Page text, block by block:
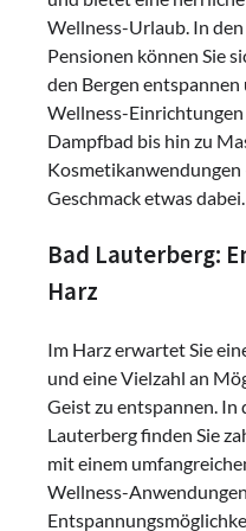
Wellness-Urlaub. In
Pensionen können Sie
den Bergen
Wellness-Einrichtungen
Dampfbad bis hin zu
Kosmetikanwendungen
Geschmack etwas dabei.
Bad Lauterberg:
Harz
Im Harz erwartet Sie
und eine Vielzahl an
Geist zu entspannen.
Lauterberg finden Sie
mit einem
Wellness-